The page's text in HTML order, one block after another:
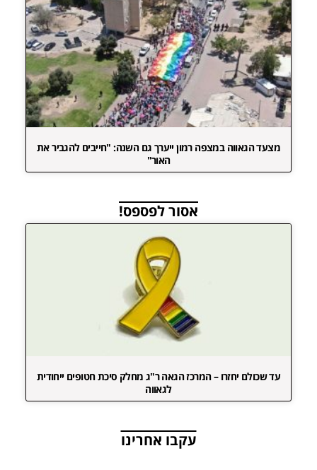
מצעד הגאווה במצפה רמון ייערך גם השנה: "חייבים להגביר את
האור"
אסור לפספס!
עד שכולם יחזרו – המרכז הגאה ר"ג מחלק סיכת חטופים ייחודית
לגאווה
עקבו אחרינו